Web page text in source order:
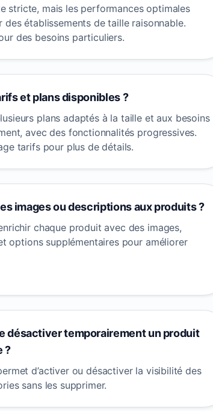
stricte, mais les performances optimales
des établissements de taille raisonnable.
des besoins particuliers.
et plans disponibles ?
plans adaptés à la taille et aux besoins
avec des fonctionnalités progressives.
tarifs pour plus de détails.
images ou descriptions aux produits ?
chaque produit avec des images,
options supplémentaires pour améliorer
désactiver temporairement un produit
?
d’activer ou désactiver la visibilité des
sans les supprimer.